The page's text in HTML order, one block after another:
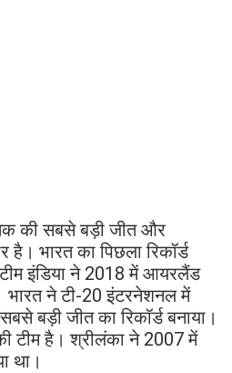
की सबसे बड़ी जीत और
भारत का पिछला रिकॉर्ड
इंडिया ने 2018 में आयरलैंड
भारत ने टी-20 इंटरनेशनल में
बड़ी जीत का रिकॉर्ड बनाया।
टीम है। श्रीलंका ने 2007 में
था।